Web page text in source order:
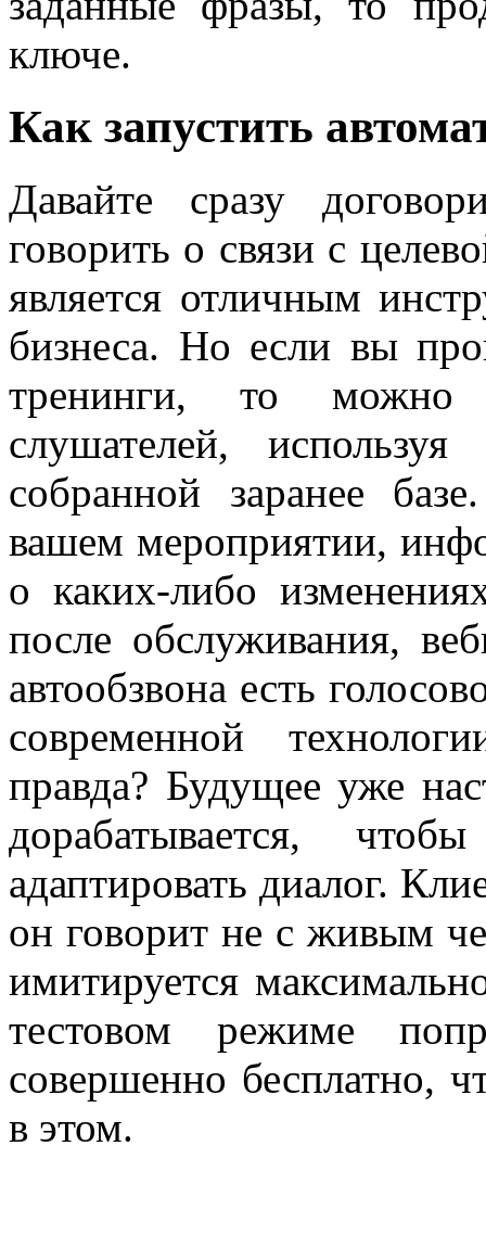
ключе.
Как запустить
Давайте сразу
говорить о связи с
является отличным
бизнеса. Но если вы
тренинги, то можно
слушателей,
собранной заранее
вашем мероприятии,
о каких-либо
после обслуживания,
автообзвона есть
современной
правда? Будущее уже
дорабатывается,
адаптировать диалог.
он говорит не с живым
имитируется
тестовом режиме
совершенно бесплатно,
в этом.